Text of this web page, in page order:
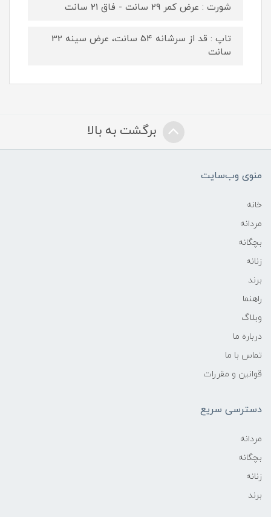
شورت : عرض کمر 29 سانت - فاق 21 سانت
تاپ : قد از سرشانه 54 سانت، عرض سینه 32
سانت
برگشت به بالا
منوی وب‌سایت
خانه
مردانه
بچگانه
زنانه
برند
راهنما
وبلاگ
درباره ما
تماس با ما
قوانین و مقررات
دسترسی سریع
مردانه
بچگانه
زنانه
برند